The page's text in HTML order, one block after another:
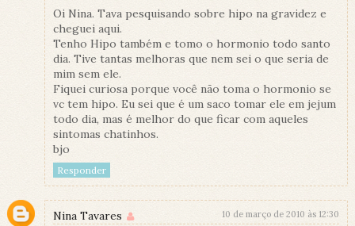
Oi Nina. Tava pesquisando sobre hipo na gravidez e
cheguei aqui.
Tenho Hipo também e tomo o hormonio todo santo
dia. Tive tantas melhoras que nem sei o que seria de
mim sem ele.
Fiquei curiosa porque você não toma o hormonio se
vc tem hipo. Eu sei que é um saco tomar ele em jejum
todo dia, mas é melhor do que ficar com aqueles
sintomas chatinhos.
bjo
Responder
Nina Tavares 10 de março de 2010 às 12:30